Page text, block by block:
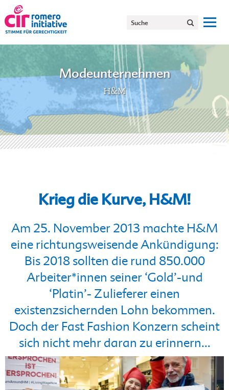
Modeunternehmen
H&M
Krieg die Kurve, H&M!
Am 25. November 2013 machte H&M
eine richtungsweisende Ankündigung:
Bis 2018 sollten die rund 850.000
Arbeiter*innen seiner ‘Gold’-und
‘Platin’- Zulieferer einen
existenzsichernden Lohn bekommen.
Doch der Fast Fashion Konzern scheint
sich nicht mehr daran zu erinnern…